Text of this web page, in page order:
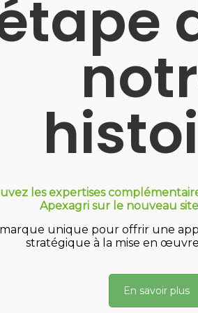
nous appliquons
et
ce que nous
valeurs ?
les expertises
Apexagri sur le nouveau
unique pour offrir une
stratégique à la mise en
En savoir plus